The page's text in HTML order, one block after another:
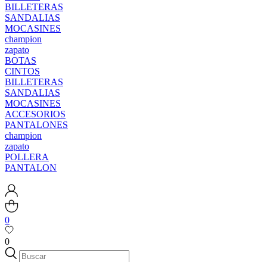
BILLETERAS
SANDALIAS
MOCASINES
champion
zapato
BOTAS
CINTOS
BILLETERAS
SANDALIAS
MOCASINES
ACCESORIOS
PANTALONES
champion
zapato
POLLERA
PANTALON
0
0